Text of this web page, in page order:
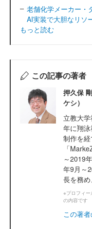
老舗化学メーカー・
AI実装で大胆なリソ
もっと読む
この記事の著者
押久保
ケシ）
立教大
年に翔
制作を
「
～2019
年9月～
長を務
※プロフィー
の内容です
この著